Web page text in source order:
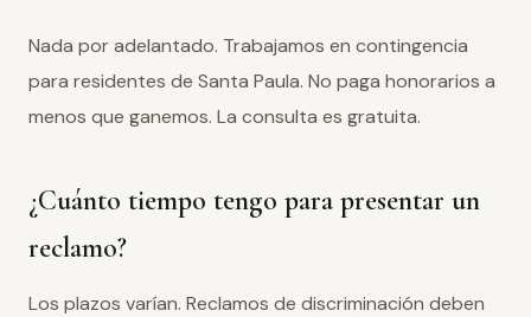
Nada por adelantado. Trabajamos en contingencia
para residentes de Santa Paula. No paga honorarios a
menos que ganemos. La consulta es gratuita.
¿Cuánto tiempo tengo para presentar un
reclamo?
Los plazos varían. Reclamos de discriminación deben